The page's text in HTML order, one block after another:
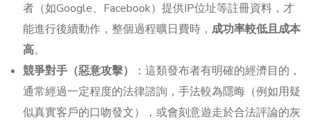
者（如Google、Facebook）提供IP位址等註冊資料，才
能進行後續動作，整個過程曠日費時， 成功率較低且成本
高。
競爭對手（惡意攻擊）
：這類發布者有明確的經濟目的，
通常經過一定程度的法律諮詢，手法較為隱晦（例如用疑
似真實客戶的口吻發文），或會刻意遊走於合法評論的灰